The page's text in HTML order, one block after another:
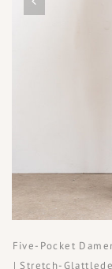
Five-Pocket
| Stretch-